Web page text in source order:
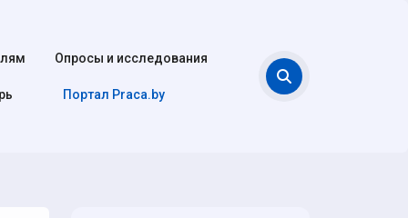
Опросы и исследования
Портал Praca.by